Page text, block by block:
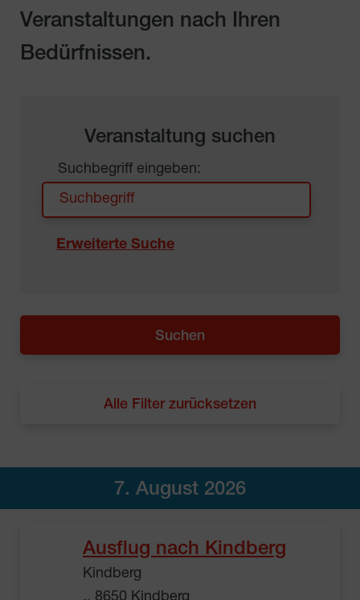
Veranstaltungen nach Ihren
Bedürfnissen.
Veranstaltung suchen
Suchbegriff eingeben:
Erweiterte Suche
Alle Filter zurücksetzen
7. August 2026
Ausflug nach Kindberg
Kindberg